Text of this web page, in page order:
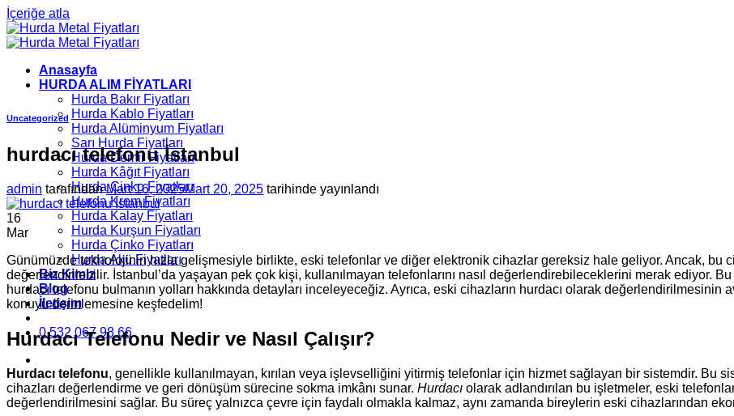
İçeriğe atla
Anasayfa
HURDA ALIM FİYATLARI
Hurda Bakır Fiyatları
Hurda Kablo Fiyatları
Hurda Alüminyum Fiyatları
Sarı Hurda Fiyatları
Hurda Demir Fiyatları
Hurda Kâğıt Fiyatları
Hurda Çinko Fiyatları
Hurda Krom Fiyatları
Hurda Kalay Fiyatları
Hurda Kurşun Fiyatları
Hurda Çinko Fiyatları
Hurda Akü Fiyatları
Biz Kimiz
Blog
İletişim
0 532 067 98 66
Uncategorized
hurdacı telefonu İstanbul
admin tarafından Mart 16, 2025Mart 20, 2025 tarihinde yayınlandı
16
Mar
Günümüzde teknolojinin hızla gelişmesiyle birlikte, eski telefonlar ve diğer elektronik cihazlar gereksiz hale geliyor. Ancak, bu
değerlendirilebilir. İstanbul’da yaşayan pek çok kişi, kullanılmayan telefonlarını nasıl değerlendirebileceklerini merak ediyor. Bu
hurdacı telefonu bulmanın yolları hakkında detayları inceleyeceğiz. Ayrıca, eski cihazların hurdacı olarak değerlendirilmesinin
konuyu derinlemesine keşfedelim!
Hurdacı Telefonu Nedir ve Nasıl Çalışır?
Hurdacı telefonu, genellikle kullanılmayan, kırılan veya işlevselliğini yitirmiş telefonlar için hizmet sağlayan bir sistemdir. Bu
cihazları değerlendirme ve geri dönüşüm sürecine sokma imkânı sunar. Hurdacı olarak adlandırılan bu işletmeler, eski
değerlendirilmesini sağlar. Bu süreç yalnızca çevre için faydalı olmakla kalmaz, aynı zamanda bireylerin eski cihazlarından